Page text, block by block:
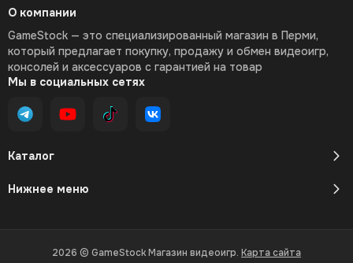
Каталог
Нижнее меню
О компании
GameStock — это специализированный магазин в Перми,
который предлагает покупку, продажу и обмен видеоигр,
консолей и аксессуаров с гарантией на товар
Мы в социальных сетях
2026 © GameStock Магазин видеоигр. Карта сайта